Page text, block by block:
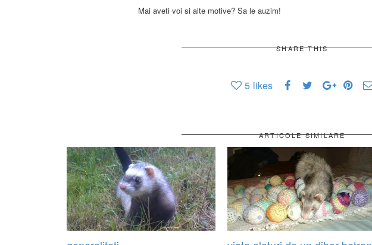
Mai aveti voi si alte motive? Sa le auzim!
SHARE THIS
5 likes
ARTICOLE SIMILARE